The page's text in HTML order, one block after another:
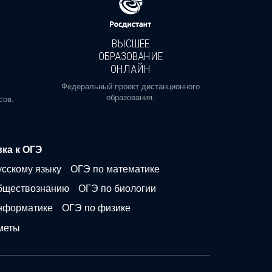
ВЫСШЕЕ
ОБРАЗОВАНИЕ
ОНЛАЙН
Федеральный проект дистанционного
образования.
к ОГЭ
языку
ОГЭ по математике
ОГЭ по биологии
ОГЭ по физике